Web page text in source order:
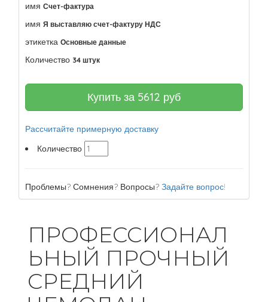
имя Счет-фактура
имя Я выставляю счет-фактуру НДС
этикетка Основные данные
Количество 34 штук
Купить за 5612 руб
Рассчитайте примерную доставку
Количество
Проблемы? Сомнения? Вопросы? Задайте вопрос!
ПРОФЕССИОНАЛ
ЬНЫЙ ПРОЧНЫЙ
СРЕДНИЙ